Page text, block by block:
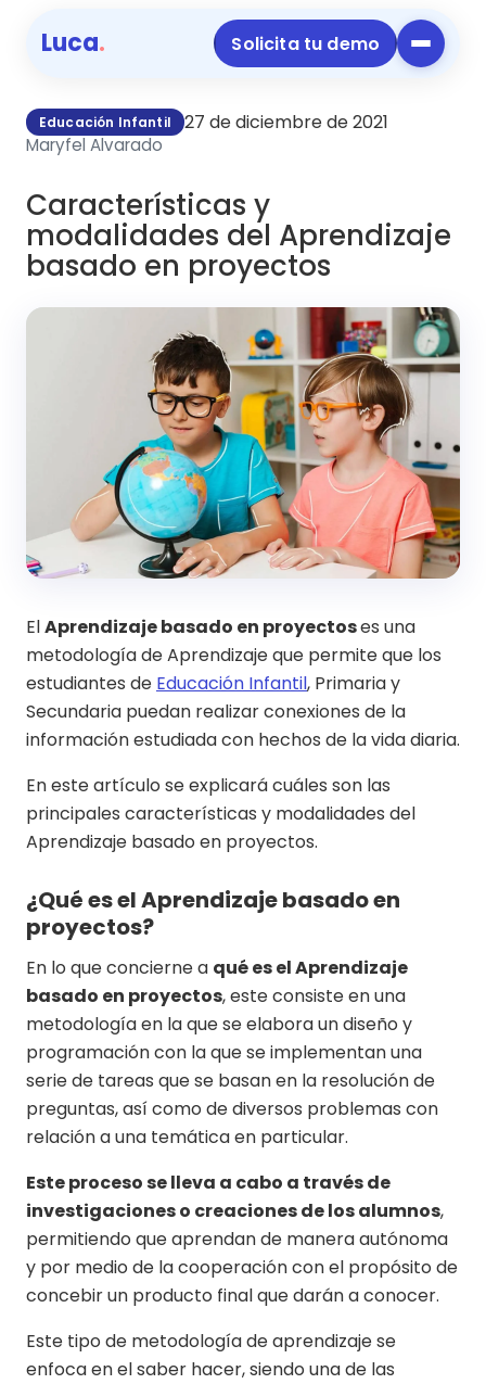
Luca. Solicita tu demo
Educación Infantil 27 de diciembre de 2021
Maryfel Alvarado
Características y
modalidades del Aprendizaje
basado en proyectos
ElAprendizaje basado en proyectoses una
metodología de Aprendizaje que permite que los
estudiantes de Educación Infantil, Primaria y
Secundaria puedan realizar conexiones de la
información estudiada con hechos de la vida diaria.
En este artículo se explicará cuáles son las
principales características y modalidades del
Aprendizaje basado en proyectos.
¿Qué es el Aprendizaje basado en
proyectos?
En lo que concierne a qué es el Aprendizaje
basado en proyectos, este consiste en una
metodología en la que se elabora un diseño y
programación con la que se implementan una
serie de tareas que se basan en la resolución de
preguntas, así como de diversos problemas con
relación a una temática en particular.
Este proceso se lleva a cabo a través de
investigaciones o creaciones de los alumnos,
permitiendo que aprendan de manera autónoma
y por medio de la cooperación con el propósito de
concebir un producto final que darán a conocer.
Este tipo de metodología de aprendizaje se
enfoca en el saber hacer, siendo una de las